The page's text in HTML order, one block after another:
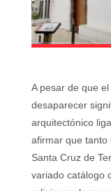
A pesar de que
desaparecer
arquitectónico
afirmar que tanto
Santa Cruz de
variado catálogo